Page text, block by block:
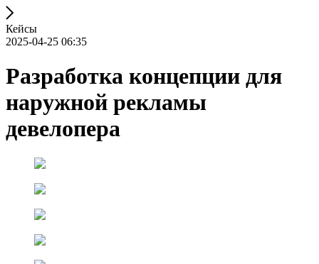
Кейсы
2025-04-25 06:35
Разработка концепции для
наружной рекламы
девелопера